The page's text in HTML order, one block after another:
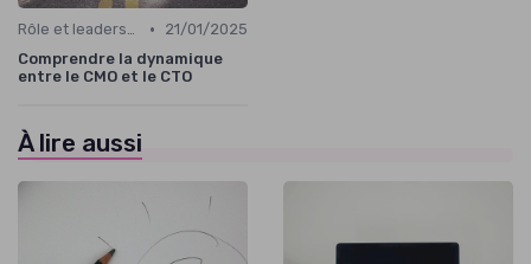
Rôle et leadership du directeur marketing •
21/01/2025
Comprendre la dynamique
entre le CMO et le CTO
À lire aussi